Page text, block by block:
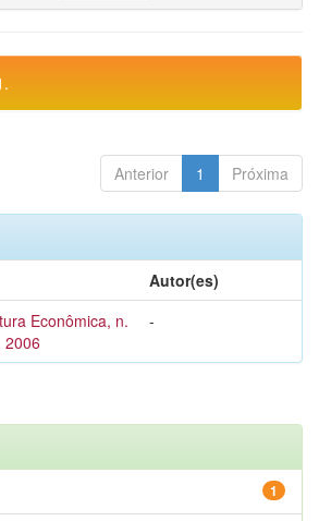
Anterior 1 Próxima
Autor(es)
Econômica, n.
2006
-
1